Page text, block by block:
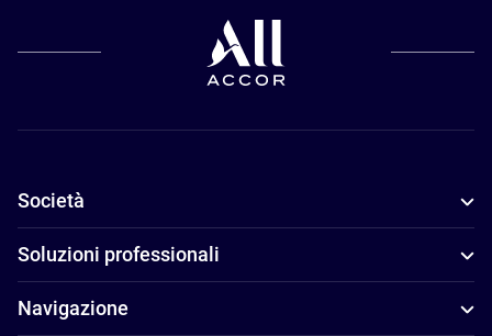
Società
Soluzioni professionali
Navigazione